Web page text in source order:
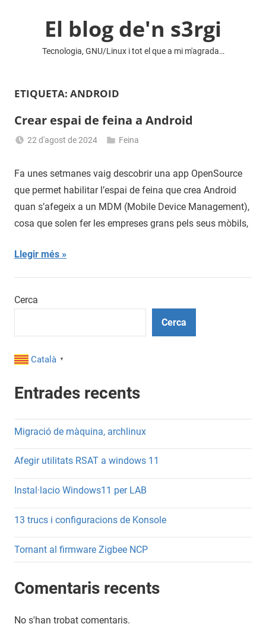
El blog de'n s3rgi
Tecnologia, GNU/Linux i tot el que a mi m'agrada…
ETIQUETA: ANDROID
Crear espai de feina a Android
22 d'agost de 2024
Navas
Feina
Fa unes setmanes vaig descobrir una app OpenSource
que permet habilitar l’espai de feina que crea Android
quan s’afegeix a un MDM (Mobile Device Management),
cosa que solen fer les empreses grans pels seus mòbils,
Llegir més
Cerca
Cerca
Català ▼
Entrades recents
Migració de màquina, archlinux
Afegir utilitats RSAT a windows 11
Instal·lacio Windows11 per LAB
13 trucs i configuracions de Konsole
Tornant al firmware Zigbee NCP
Comentaris recents
No s'han trobat comentaris.